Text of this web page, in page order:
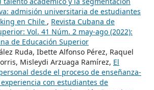
admisión universitaria de estudiantes
en Chile , Revista Cubana de
Vol. 41 Núm. 2 may-ago (2022):
de Educación Superior
Ruda, Ibette Alfonso Pérez, Raquel
Misleydi Arzuaga Ramírez, El
desde el proceso de enseñanza-
con estudiantes de